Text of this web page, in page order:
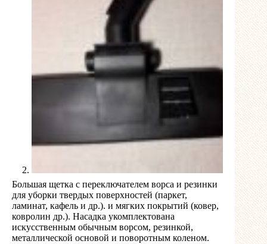
Большая щетка с переключателем ворса и резинки
для уборки твердых поверхностей (паркет,
ламинат, кафель и др.). и мягких покрытий (ковер,
ковролин др.). Насадка укомплектована
искусственным обычным ворсом, резинкой,
металлической основой и поворотным коленом.